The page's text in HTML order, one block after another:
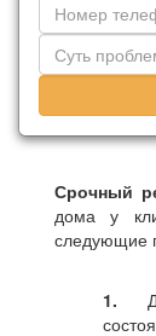
Срочный
дома у
следующие
1.